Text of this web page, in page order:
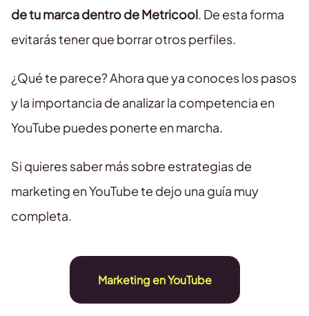
de tu marca dentro de Metricool . De esta forma
evitarás tener que borrar otros perfiles.
¿Qué te parece? Ahora que ya conoces los pasos
y la importancia de analizar la competencia en
YouTube puedes ponerte en marcha.
Si quieres saber más sobre estrategias de
marketing en YouTube te dejo una guía muy
completa.
Marketing en YouTube